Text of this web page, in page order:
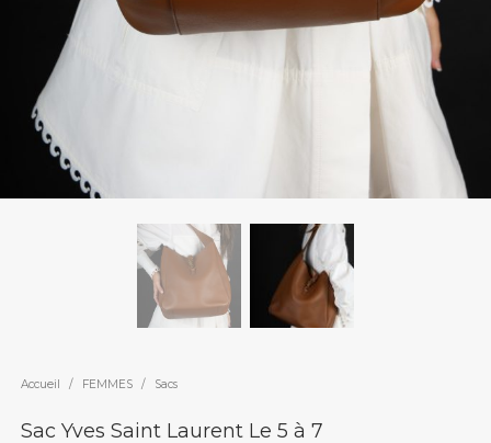
Accueil / FEMMES / Sacs
Sac Yves Saint Laurent Le 5 à 7